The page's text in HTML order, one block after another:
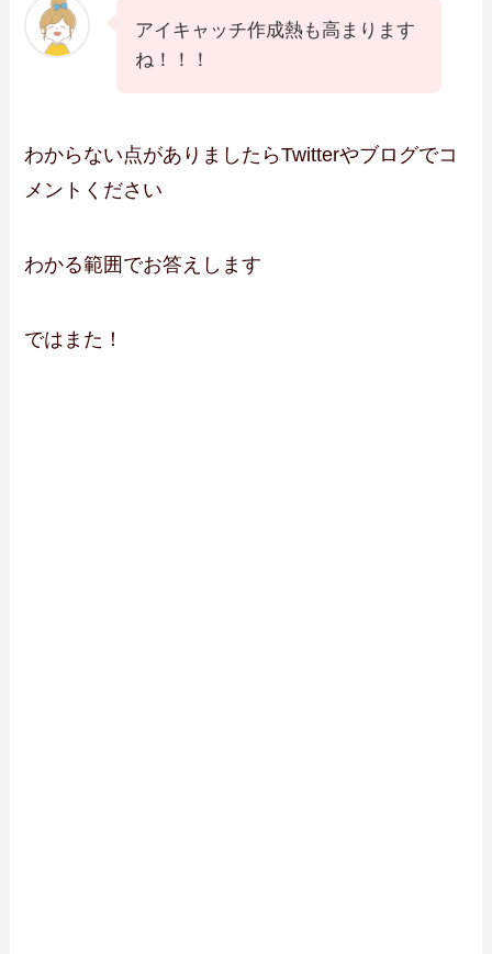
アイキャッチ作成熱も高まります
ね！！！
わからない点がありましたらTwitterやブログでコ
メントください
わかる範囲でお答えします
ではまた！